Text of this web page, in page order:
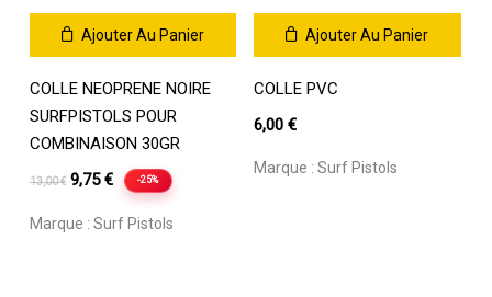
Ajouter Au Panier
COLLE NEOPRENE NOIRE
SURFPISTOLS POUR
COMBINAISON 30GR
13,00€ Le
initial
9,75€Le
prix
actuel
-25%
Marque : Surf Pistols
Ajouter Au Panier
COLLE PVC
6,00€
Marque :Surf Pistols